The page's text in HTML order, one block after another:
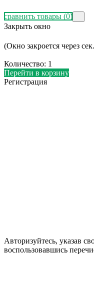
сравнить товары (0)
Закрыть окно
(Окно закроется через
Количество: 1
Перейти в корзину
Регистрация
Авторизуйтесь, указав
воспользовавшись